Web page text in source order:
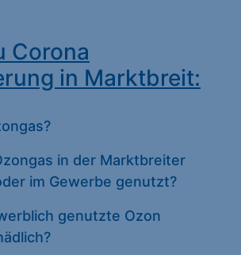
Corona
in Marktbreit:
in der Marktbreiter
im Gewerbe genutzt?
genutzte Ozon